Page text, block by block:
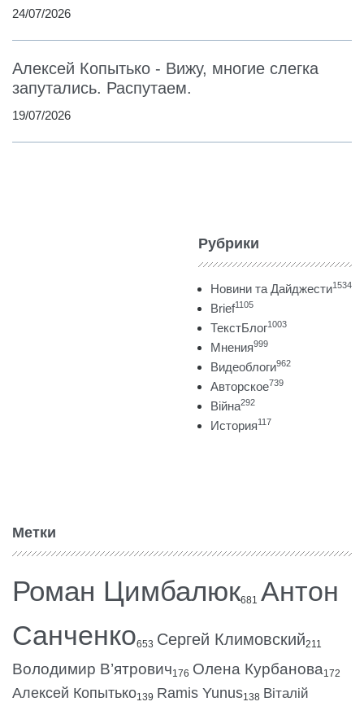
24/07/2026
Алексей Копытько - Вижу, многие слегка
запутались. Распутаем.
19/07/2026
Рубрики
Новини та Дайджести1534
Brief1105
ТекстБлог1003
Мнения999
Видеоблоги962
Авторское739
Війна292
История117
Метки
Роман Цимбалюк681 Антон
Санченко653 Сергей Климовский211
Володимир В’ятрович176 Олена Курбанова172
Алексей Копытько139 Ramis Yunus138 Віталій